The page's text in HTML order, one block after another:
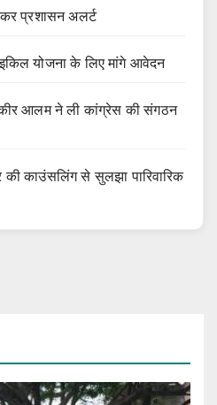
प्रशासन अलर्ट
योजना के लिए मांगे आवेदन
आलम ने ली कांग्रेस की संगठन
की काउंसलिंग से सुलझा पारिवारिक